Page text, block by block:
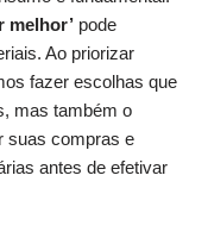
melhor’ pode
Ao‌ priorizar
fazer escolhas que‍
mas também o
suas compras e
antes de ⁣efetivar